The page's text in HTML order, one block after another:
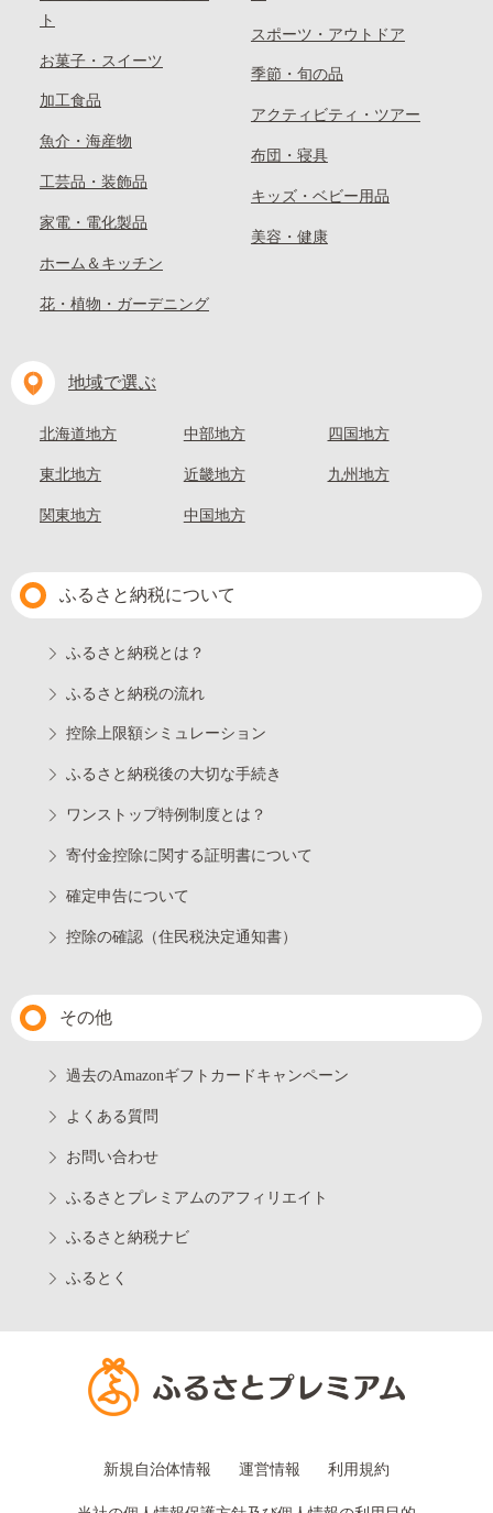
ト
お菓子・スイーツ
加工食品
魚介・海産物
工芸品・装飾品
家電・電化製品
ホーム＆キッチン
花・植物・ガーデニング
スポーツ・アウトドア
季節・旬の品
アクティビティ・ツアー
布団・寝具
キッズ・ベビー用品
美容・健康
地域で選ぶ
北海道地方
東北地方
関東地方
中部地方
近畿地方
中国地方
四国地方
九州地方
ふるさと納税について
ふるさと納税とは？
ふるさと納税の流れ
控除上限額シミュレーション
ふるさと納税後の大切な手続き
ワンストップ特例制度とは？
寄付金控除に関する証明書について
確定申告について
控除の確認（住民税決定通知書）
その他
過去のAmazonギフトカードキャンペーン
よくある質問
お問い合わせ
ふるさとプレミアムのアフィリエイト
ふるさと納税ナビ
ふるとく
新規自治体情報 運営情報 利用規約